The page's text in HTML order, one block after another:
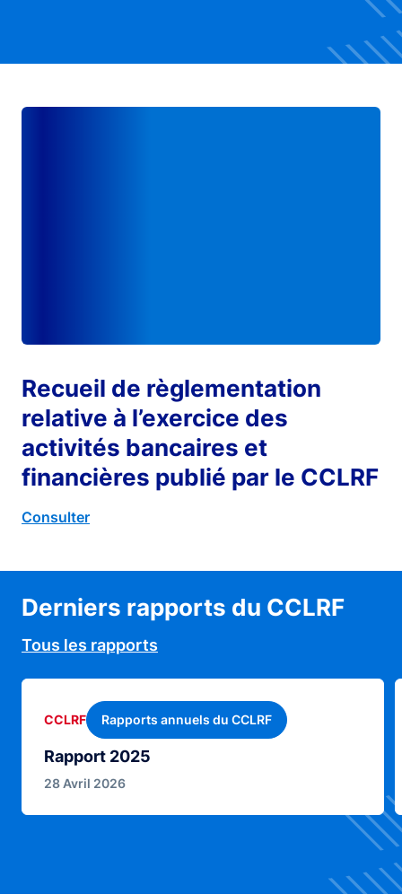
Recueil de règlementation
relative à l’exercice des
activités bancaires et
financières publié par le CCLRF
Consulter
Derniers rapports du CCLRF
Tous les rapports
Rapport 2025
CCLRF Rapports annuels du CCLRF
28 Avril 2026